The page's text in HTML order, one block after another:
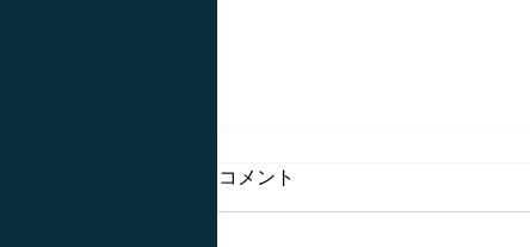
上肢特化型リハビリロボット
コメント